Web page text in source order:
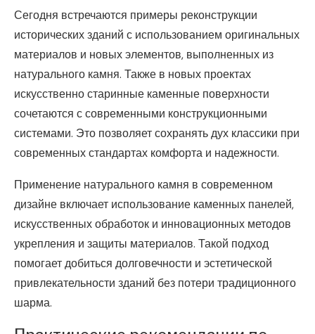
Сегодня встречаются примеры реконструкции
исторических зданий с использованием оригинальных
материалов и новых элементов, выполненных из
натурального камня. Также в новых проектах
искусственно старинные каменные поверхности
сочетаются с современными конструкционными
системами. Это позволяет сохранять дух классики при
современных стандартах комфорта и надежности.
Применение натурального камня в современном
дизайне включает использование каменных панелей,
искусственных обработок и инновационных методов
укрепления и защиты материалов. Такой подход
помогает добиться долговечности и эстетической
привлекательности зданий без потери традиционного
шарма.